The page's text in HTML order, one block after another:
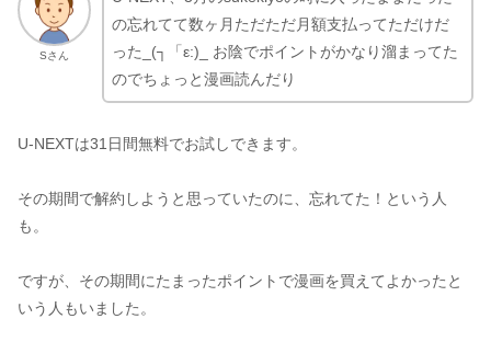
Sさん
の忘れてて数ヶ月ただただ月額支払ってただけだ
った_(┐「ε:)_ お陰でポイントがかなり溜まってた
のでちょっと漫画読んだり
U-NEXTは31日間無料でお試しできます。
その期間で解約しようと思っていたのに、忘れてた！という人
も。
ですが、その期間にたまったポイントで漫画を買えてよかったと
いう人もいました。